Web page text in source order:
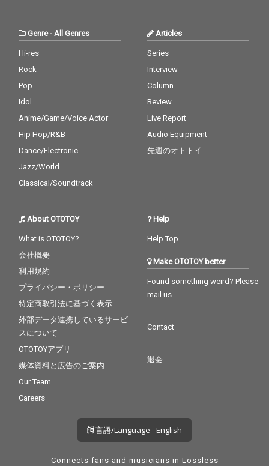
Genre- All Genres
Hi-res
Rock
Pop
Idol
Anime/Game/Voice Actor
Hip Hop/R&B
Dance/Electronic
Jazz/World
Classical/Soundtrack
Articles
Series
Interview
Column
Review
Live Report
Audio Equipment
先週のオトトイ
About OTOTOY
What is OTOTOY?
会社概要
利用規約
プライバシー・ポリシー
特定商取引法に基づく表示
外部データ連携しているサービ
スについて
OTOTOYアプリ
媒体資料と広告のご案内
Our Team
Careers
Help
Help Top
Make OTOTOY better
Found something weird? Please
mail us
Contact
退会
言語/Language - English
Connects fans and musicians in Lossless